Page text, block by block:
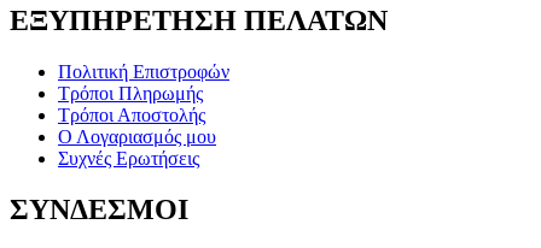
ΕΞΥΠΗΡΕΤΗΣΗ ΠΕΛΑΤΩΝ
Πολιτική Επιστροφών
Τρόποι Πληρωμής
Τρόποι Αποστολής
Ο Λογαριασμός μου
Συχνές Ερωτήσεις
ΣΥΝΔΕΣΜΟΙ